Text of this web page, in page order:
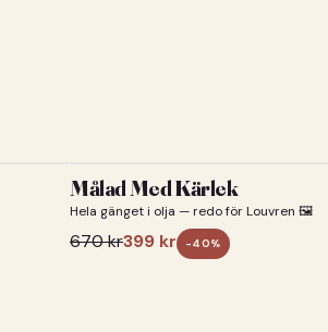
Målad Med Kärlek
Hela gänget i olja — redo för Louvren 🖼️
670kr399 kr -40%